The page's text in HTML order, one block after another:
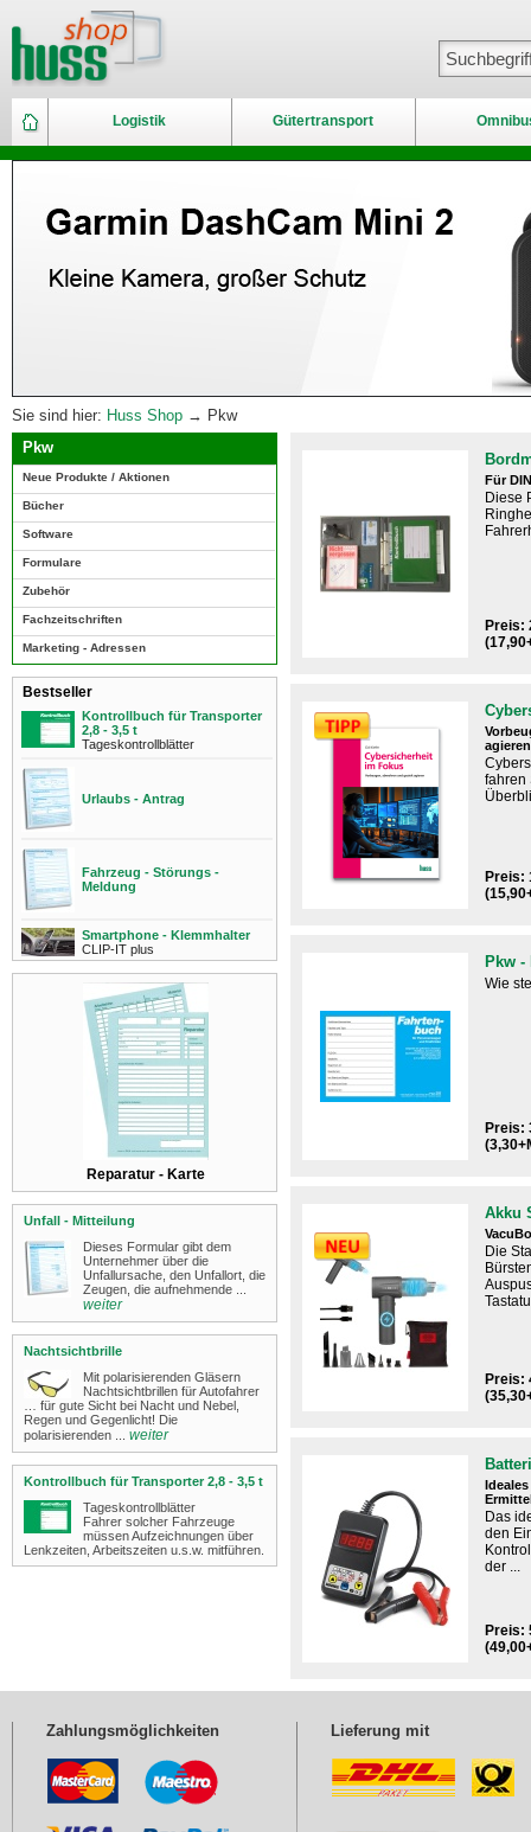
Logistik Gütertransport
Sie sind hier: Huss Shop → Pkw
Pkw
Neue Produkte / Aktionen
Bücher
Software
Formulare
Zubehör
Fachzeitschriften
Marketing - Adressen
Bestseller
Kontrollbuch für Transporter
2,8 - 3,5 t
Tageskontrollblätter
Urlaubs - Antrag
Fahrzeug - Störungs -
Meldung
Smartphone - Klemmhalter
CLIP-IT plus
Reparatur - Karte
Unfall - Mitteilung
Dieses Formular gibt dem
Unternehmer über die
Unfallursache, den Unfallort, die
Zeugen, die aufnehmende ...
weiter
Nachtsichtbrille
Mit polarisierenden Gläsern
Nachtsichtbrillen für Autofahrer
… für gute Sicht bei Nacht und Nebel,
Regen und Gegenlicht! ​Die
polarisierenden ...
weiter
Kontrollbuch für Transporter 2,8 - 3,5 t
Tageskontrollblätter
Fahrer solcher Fahrzeuge
müssen Aufzeichnungen über
Lenkzeiten, Arbeitszeiten u.s.w. mitführen.
Für
Diese
Preis:
agieren
fahren
Preis:
Pkw -
Wie
Preis:
Akku
Die
Preis:
Das
den
der ...
Preis:
Zahlungsmöglichkeiten Lieferung mit